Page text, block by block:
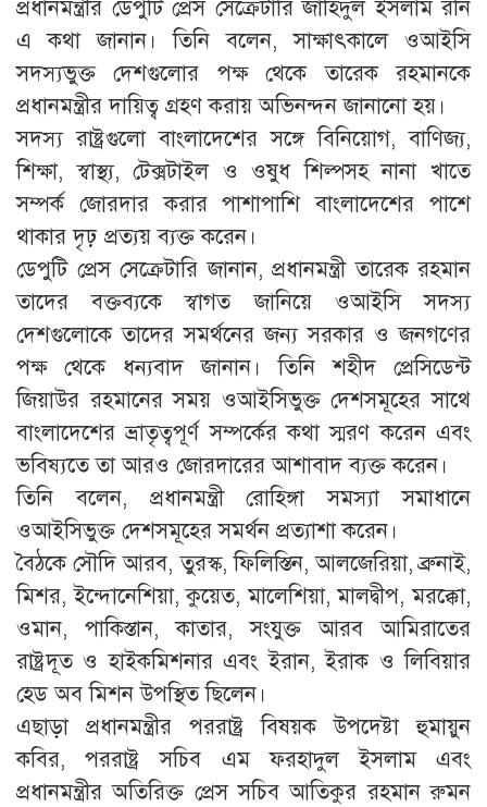
প্রধানমন্ত্রীর ডেপুটি প্রেস সেক্রেটারি জাহিদুল ইসলাম রনি
এ কথা জানান। তিনি বলেন, সাক্ষাৎকালে ওআইসি
সদস্যভুক্ত দেশগুলোর পক্ষ থেকে তারেক রহমানকে
প্রধানমন্ত্রীর দায়িত্ব গ্রহণ করায় অভিনন্দন জানানো হয়।
সদস্য রাষ্ট্রগুলো বাংলাদেশের সঙ্গে বিনিয়োগ, বাণিজ্য,
শিক্ষা, স্বাস্থ্য, টেক্সটাইল ও ওষুধ শিল্পসহ নানা খাতে
সম্পর্ক জোরদার করার পাশাপাশি বাংলাদেশের পাশে
থাকার দৃঢ় প্রত্যয় ব্যক্ত করেন।
ডেপুটি প্রেস সেক্রেটারি জানান, প্রধানমন্ত্রী তারেক রহমান
তাদের বক্তব্যকে স্বাগত জানিয়ে ওআইসি সদস্য
দেশগুলোকে তাদের সমর্থনের জন্য সরকার ও জনগণের
পক্ষ থেকে ধন্যবাদ জানান। তিনি শহীদ প্রেসিডেন্ট
জিয়াউর রহমানের সময় ওআইসিভুক্ত দেশসমূহের সাথে
বাংলাদেশের ভ্রাতৃত্বপূর্ণ সম্পর্কের কথা স্মরণ করেন এবং
ভবিষ্যতে তা আরও জোরদারের আশাবাদ ব্যক্ত করেন।
তিনি বলেন, প্রধানমন্ত্রী রোহিঙ্গা সমস্যা সমাধানে
ওআইসিভুক্ত দেশসমূহের সমর্থন প্রত্যাশা করেন।
বৈঠকে সৌদি আরব, তুরস্ক, ফিলিস্তিন, আলজেরিয়া, ব্রুনাই,
মিশর, ইন্দোনেশিয়া, কুয়েত, মালেশিয়া, মালদ্বীপ, মরক্কো,
ওমান, পাকিস্তান, কাতার, সংযুক্ত আরব আমিরাতের
রাষ্ট্রদূত ও হাইকমিশনার এবং ইরান, ইরাক ও লিবিয়ার
হেড অব মিশন উপস্থিত ছিলেন।
এছাড়া প্রধানমন্ত্রীর পররাষ্ট্র বিষয়ক উপদেষ্টা হুমায়ুন
কবির, পররাষ্ট্র সচিব এম ফরহাদুল ইসলাম এবং
প্রধানমন্ত্রীর অতিরিক্ত প্রেস সচিব আতিকুর রহমান রুমন